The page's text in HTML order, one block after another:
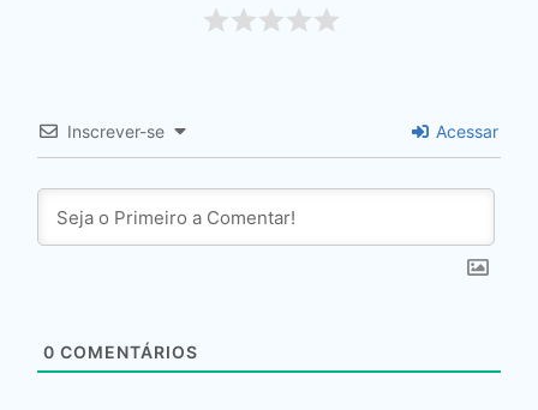
Inscrever-se Acessar
0 COMENTÁRIOS